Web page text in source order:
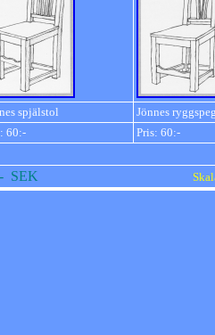
spjälstol
Jönnes
60:- Pris: 60:-
SEK Skala